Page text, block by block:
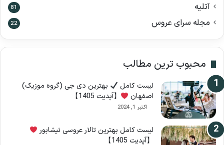
آتلیه 81
مجله سرای عروس 22
محبوب ترین مطالب
لیست کامل
بهترین دی جی (گروه موزیک)
اصفهان
【آپدیت 1405】
اکتبر 1, 2024
لیست کامل بهترین تالار عروسی نیشابور
【آپدیت 1405】